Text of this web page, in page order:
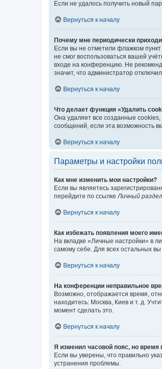
Если не удалось получить новый
Вернуться к началу
Почему мне периодически
Если вы не отметили флажком пункт
не смог воспользоваться вашей
входе на конференцию. Не
значит, что администратор
Вернуться к началу
Что делает функция «Удалить
Она удаляет все созданные
сообщений, если эта возможность
Вернуться к началу
Параметры и настройки
Как мне изменить мои настройки?
Если вы являетесь
перейдите по ссылкеЛичный раздел
Вернуться к началу
Как избежать появления моего
На вкладке «Личные настройки» в
самому себе. Для всех остальных
Вернуться к началу
На конференции неправильное
Возможно, отображается время,
находитесь: Москва, Киев и т. д.
момент сделать это.
Вернуться к началу
Я изменил часовой пояс, но время
Если вы уверены, что правильно
устранения проблемы.